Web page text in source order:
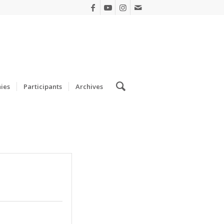
Participants Archives